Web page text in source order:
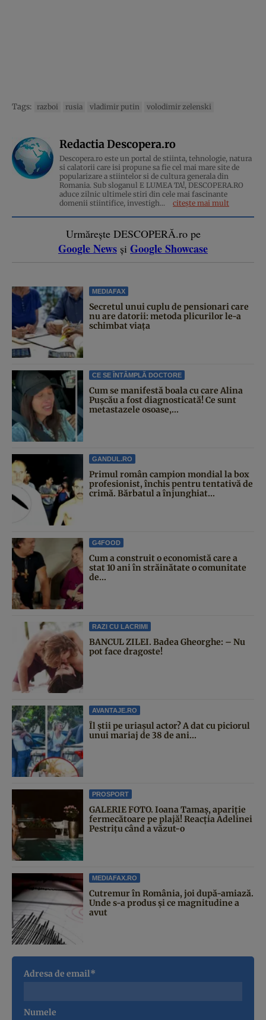
Tags: razboi rusia vladimir putin volodimir zelenski
Redactia Descopera.ro
Descopera.ro este un portal de stiinta, tehnologie, natura
si calatorii care isi propune sa fie cel mai mare site de
popularizare a stiintelor si de cultura generala din
Romania. Sub sloganul E LUMEA TA!, DESCOPERA.RO
aduce zilnic ultimele stiri din cele mai fascinante
domenii stiintifice, investigh...
citește mai mult
Urmărește DESCOPERĂ.ro pe
Google News și Google Showcase
MEDIAFAX
Secretul unui cuplu de pensionari care
nu are datorii: metoda plicurilor le-a
schimbat viața
CE SE ÎNTÂMPLĂ DOCTORE
Cum se manifestă boala cu care Alina
Pușcău a fost diagnosticată! Ce sunt
metastazele osoase,...
GANDUL.RO
Primul român campion mondial la box
profesionist, închis pentru tentativă de
crimă. Bărbatul a înjunghiat...
G4FOOD
Cum a construit o economistă care a
stat 10 ani în străinătate o comunitate
de...
RAZI CU LACRIMI
BANCUL ZILEI. Badea Gheorghe: – Nu
pot face dragoste!
AVANTAJE.RO
Îl știi pe uriașul actor? A dat cu piciorul
unui mariaj de 38 de ani...
PROSPORT
GALERIE FOTO. Ioana Tamaş, apariție
fermecătoare pe plajă! Reacția Adelinei
Pestrițu când a văzut-o
MEDIAFAX.RO
Cutremur în România, joi după-amiază.
Unde s-a produs și ce magnitudine a
avut
Adresa de email*
Numele